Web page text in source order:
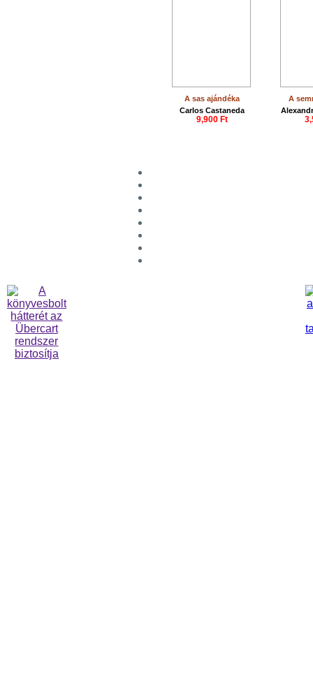
A sas ajándéka
Carlos Castaneda
9,900 Ft
A